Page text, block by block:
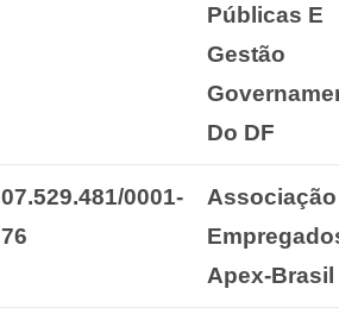
Públicas E
Gestão
Do DF
07.529.481/0001-
76
Apex-Brasil